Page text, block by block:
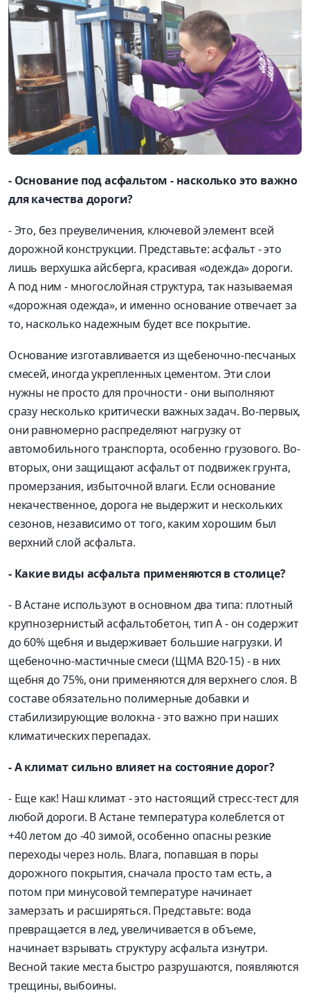
- Основание под асфальтом - насколько это важно
для качества дороги?
- Это, без преувеличения, ключевой элемент всей
дорожной конструкции. Представьте: асфальт - это
лишь верхушка айсберга, красивая «одежда» дороги.
А под ним - многослойная структура, так называемая
«дорожная одежда», и именно основание отвечает за
то, насколько надежным будет все покрытие.
Основание изготавливается из щебеночно-песчаных
смесей, иногда укрепленных цементом. Эти слои
нужны не просто для прочности - они выполняют
сразу несколько критически важных задач. Во-первых,
они равномерно распределяют нагрузку от
автомобильного транспорта, особенно грузового. Во-
вторых, они защищают асфальт от подвижек грунта,
промерзания, избыточной влаги. Если основание
некачественное, дорога не выдержит и нескольких
сезонов, независимо от того, каким хорошим был
верхний слой асфальта.
- Какие виды асфальта применяются в столице?
- В Астане используют в основном два типа: плотный
крупнозернистый асфальтобетон, тип А - он содержит
до 60% щебня и выдерживает большие нагрузки. И
щебеночно-мастичные смеси (ЩМА В20-15) - в них
щебня до 75%, они применяются для верхнего слоя. В
составе обязательно полимерные добавки и
стабилизирующие волокна - это важно при наших
климатических перепадах.
- А климат сильно влияет на состояние дорог?
- Еще как! Наш климат - это настоящий стресс-тест для
любой дороги. В Астане температура колеблется от
+40 летом до -40 зимой, особенно опасны резкие
переходы через ноль. Влага, попавшая в поры
дорожного покрытия, сначала просто там есть, а
потом при минусовой температуре начинает
замерзать и расширяться. Представьте: вода
превращается в лед, увеличивается в объеме,
начинает взрывать структуру асфальта изнутри.
Весной такие места быстро разрушаются, появляются
трещины, выбоины.